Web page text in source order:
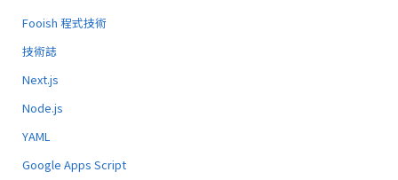
Fooish 程式技術
技術誌
Next.js
Node.js
YAML
Google Apps Script